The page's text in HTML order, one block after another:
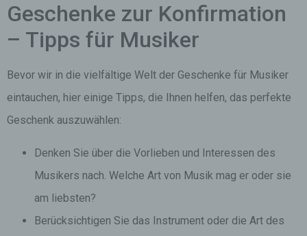
Geschenke zur Konfirmation
– Tipps für Musiker
Bevor wir in die vielfältige Welt der Geschenke für Musiker
eintauchen, hier einige Tipps, die Ihnen helfen, das perfekte
Geschenk auszuwählen:
Denken Sie über die Vorlieben und Interessen des
Musikers nach. Welche Art von Musik mag er oder sie
am liebsten?
Berücksichtigen Sie das Instrument oder die Art des